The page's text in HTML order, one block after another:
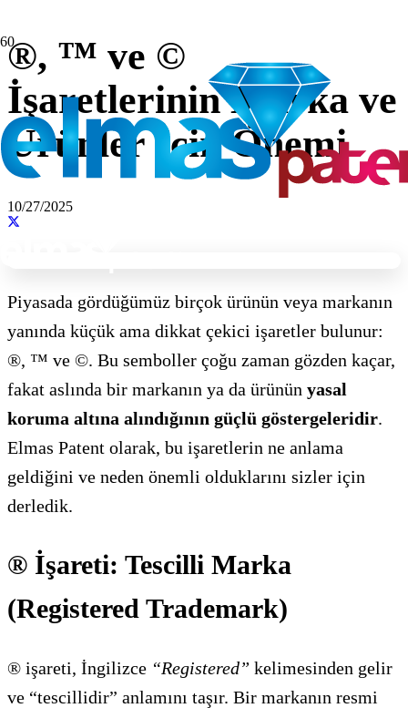
®, ™ ve ©
İşaretlerinin Marka ve
Ürünler İçin Önemi
10/27/2025
Piyasada gördüğümüz birçok ürünün veya markanın
yanında küçük ama dikkat çekici işaretler bulunur:
®, ™ ve ©. Bu semboller çoğu zaman gözden kaçar,
fakat aslında bir markanın ya da ürünün yasal
koruma altına alındığının güçlü göstergeleridir.
Elmas Patent olarak, bu işaretlerin ne anlama
geldiğini ve neden önemli olduklarını sizler için
derledik.
® İşareti: Tescilli Marka
(Registered Trademark)
® işareti, İngilizce “Registered” kelimesinden gelir
ve “tescillidir” anlamını taşır. Bir markanın resmi